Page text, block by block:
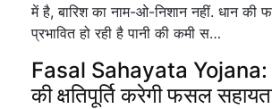
में है, बारिश का नाम-ओ-निशान नहीं. धान की
प्रभावित हो रही है पानी की कमी स…
Fasal Sahayata Yojana:
की क्षतिपूर्ति करेगी फसल